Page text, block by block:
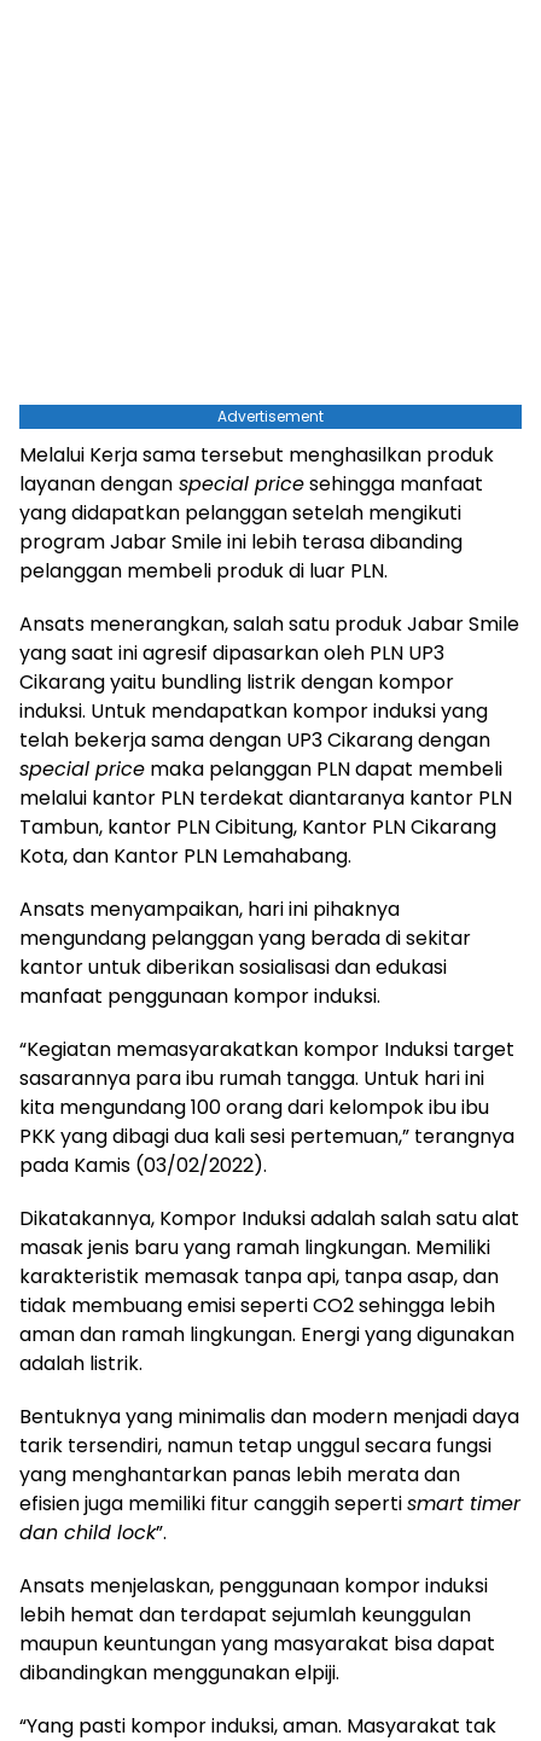
Advertisement
Melalui Kerja sama tersebut menghasilkan produk
layanan dengan special pricesehingga manfaat
yang didapatkan pelanggan setelah mengikuti
program Jabar Smile ini lebih terasa dibanding
pelanggan membeli produk di luar PLN.
Ansats menerangkan, salah satu produk Jabar Smile
yang saat ini agresif dipasarkan oleh PLN UP3
Cikarang yaitu bundling listrik dengan kompor
induksi. Untuk mendapatkan kompor induksi yang
telah bekerja sama dengan UP3 Cikarang dengan
special price maka pelanggan PLN dapat membeli
melalui kantor PLN terdekat diantaranya kantor PLN
Tambun, kantor PLN Cibitung, Kantor PLN Cikarang
Kota, dan Kantor PLN Lemahabang.
Ansats menyampaikan, hari ini pihaknya
mengundang pelanggan yang berada di sekitar
kantor untuk diberikan sosialisasi dan edukasi
manfaat penggunaan kompor induksi.
“Kegiatan memasyarakatkan kompor Induksi target
sasarannya para ibu rumah tangga. Untuk hari ini
kita mengundang 100 orang dari kelompok ibu ibu
PKK yang dibagi dua kali sesi pertemuan,” terangnya
pada Kamis (03/02/2022).
Dikatakannya, Kompor Induksi adalah salah satu alat
masak jenis baru yang ramah lingkungan. Memiliki
karakteristik memasak tanpa api, tanpa asap, dan
tidak membuang emisi seperti CO2 sehingga lebih
aman dan ramah lingkungan. Energi yang digunakan
adalah listrik.
Bentuknya yang minimalis dan modern menjadi daya
tarik tersendiri, namun tetap unggul secara fungsi
yang menghantarkan panas lebih merata dan
efisien juga memiliki fitur canggih sepertismart timer
dan child lock”.
Ansats menjelaskan, penggunaan kompor induksi
lebih hemat dan terdapat sejumlah keunggulan
maupun keuntungan yang masyarakat bisa dapat
dibandingkan menggunakan elpiji.
“Yang pasti kompor induksi, aman. Masyarakat tak